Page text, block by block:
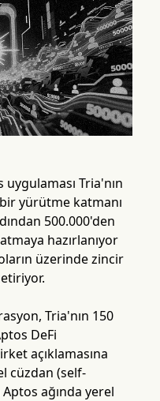
Tria'nın
bir yürütme katmanı
500.000'den
hazırlanıyor
üzerinde zincir
Tria'nın 150
DeFi
açıklamasına
cüzdan (self-
ağında yerel